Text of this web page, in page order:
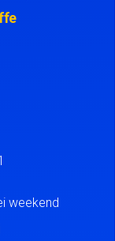
weekend